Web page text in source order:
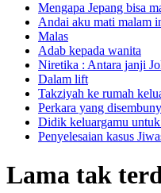
Mengapa Jepang bisa
Andai aku mati malam
Malas
Adab kepada wanita
Niretika : Antara janji
Dalam lift
Takziyah ke rumah
Perkara yang
Didik keluargamu
Penyelesaian kasus
Lama tak